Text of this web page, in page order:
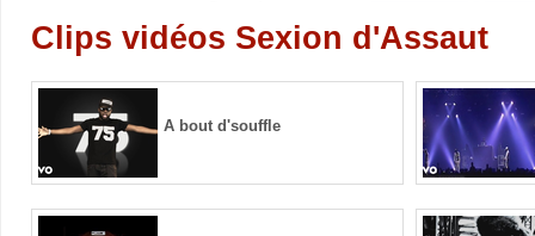
Clips vidéos Sexion d'Assaut
A bout d'souffle